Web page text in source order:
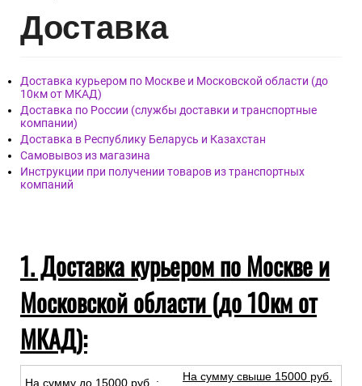
Доставка
Доставка курьером по Москве и Московской области (до
10км от МКАД)
Доставка по России (службы доставки и транспортные
компании)
Доставка в Республику Беларусь и Казахстан
Самовывоз из магазина
Инструкции при получении товаров из транспортных
компаний
1. Доставка курьером по Москве и
Московской области (до 10км от
МКАД):
На сумму до 15000 руб. :
На сумму свыше 15000 руб.